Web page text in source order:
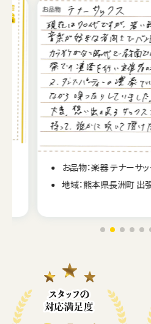
お品物：楽器 ベ
JAPAN
地域：北海道江別